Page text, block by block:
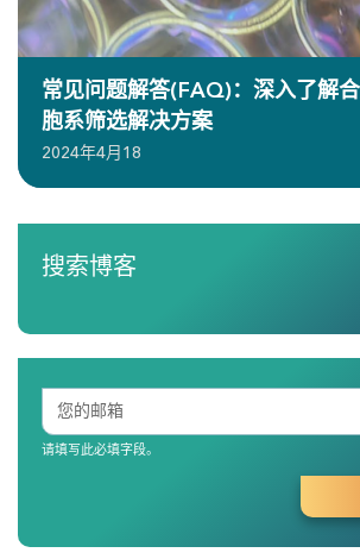
常见问题解答(FAQ)：深入了解
胞系筛选解决方案
2024年4月18
搜索博客
请填写此必填字段。